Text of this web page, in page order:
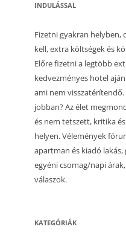
INDULÁSSAL
Fizetni gyakran helyben,
kell, extra költségek és
Előre fizetni a legtöbb
kedvezményes hotel
ami nem
jobban? Az élet
és nem tetszett, kritika
helyen. Vélemények
apartman és kiadó
egyéni csomag/napi
válaszok.
KATEGÓRIÁK